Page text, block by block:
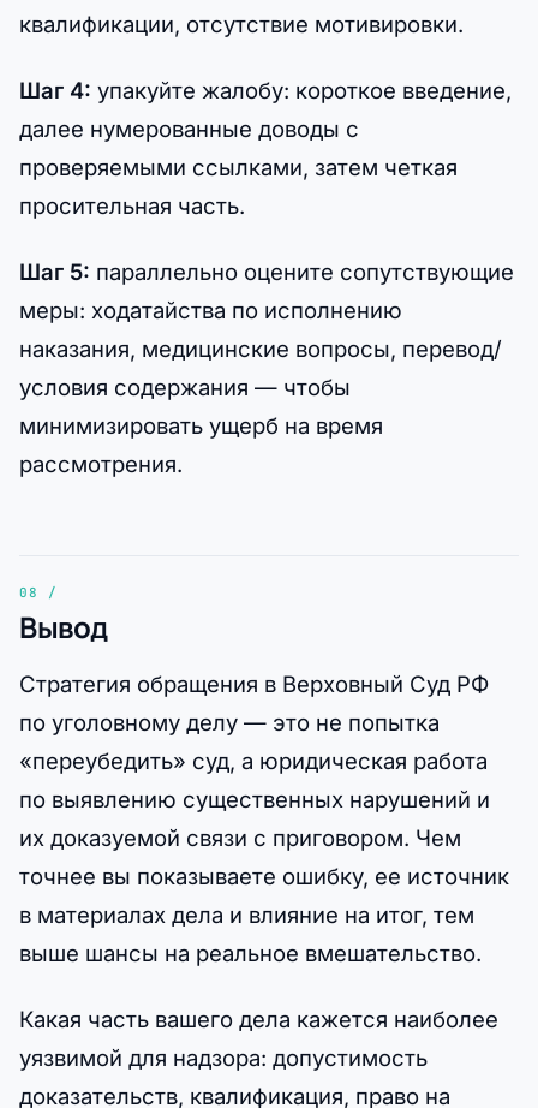
квалификации, отсутствие мотивировки.
Шаг 4: упакуйте жалобу: короткое введение,
далее нумерованные доводы с
проверяемыми ссылками, затем четкая
просительная часть.
Шаг 5: параллельно оцените сопутствующие
меры: ходатайства по исполнению
наказания, медицинские вопросы, перевод/
условия содержания — чтобы
минимизировать ущерб на время
рассмотрения.
Вывод
Стратегия обращения в Верховный Суд РФ
по уголовному делу — это не попытка
«переубедить» суд, а юридическая работа
по выявлению существенных нарушений и
их доказуемой связи с приговором. Чем
точнее вы показываете ошибку, ее источник
в материалах дела и влияние на итог, тем
выше шансы на реальное вмешательство.
Какая часть вашего дела кажется наиболее
уязвимой для надзора: допустимость
доказательств, квалификация, право на